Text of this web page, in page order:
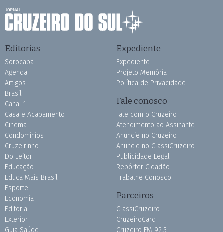
Editorias
Sorocaba
Agenda
Artigos
Brasil
Canal 1
Casa e Acabamento
Cinema
Condomínios
Cruzeirinho
Do Leitor
Educação
Educa Mais Brasil
Esporte
Economia
Editorial
Exterior
Guia Saúde
Expediente
Expediente
Projeto Memória
Política de Privacidade
Fale conosco
Fale com o Cruzeiro
Atendimento ao Assinante
Anuncie no Cruzeiro
Anuncie no ClassiCruzeiro
Publicidade Legal
Repórter Cidadão
Trabalhe Conosco
Parceiros
ClassiCruzeiro
CruzeiroCard
Cruzeiro FM 92.3